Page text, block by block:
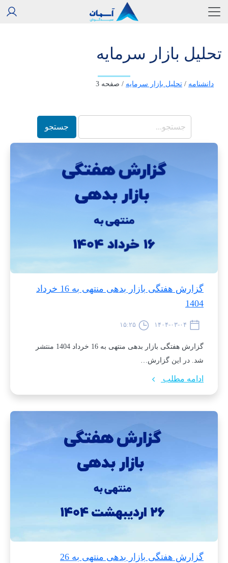
تحلیل بازار سرمایه
دانشنامه / تحلیل بازار سرمایه / صفحه 3
جستجو
گزارش هفتگی بازار بدهی منتهی به 16 خرداد
1404
گزارش هفتگی بازار بدهی منتهی به 16 خرداد 1404 منتشر
شد. در این گزارش…
ادامه مطلب
گزارش هفتگی بازار بدهی منتهی به 26